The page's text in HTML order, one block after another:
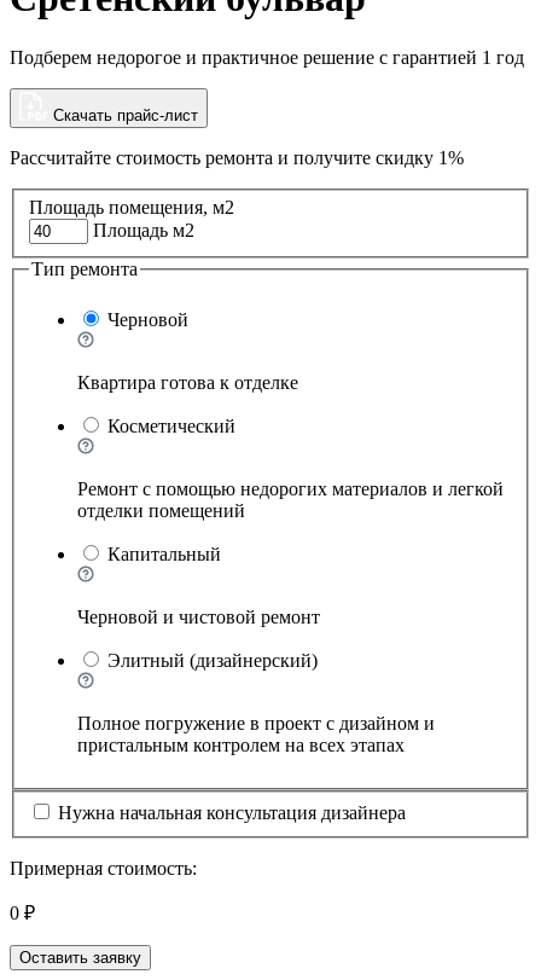
Подберем недорогое и практичное решение с гарантией 1 год
Скачать прайс-лист
Рассчитайте стоимость ремонта и получите скидку 1%
Площадь помещения, м2
Площадь м2
Тип ремонта
Черновой
Квартира готова к отделке
Косметический
Ремонт с помощью недорогих материалов и легкой
отделки помещений
Капитальный
Черновой и чистовой ремонт
Элитный (дизайнерский)
Полное погружение в проект с дизайном и
пристальным контролем на всех этапах
Нужна начальная консультация дизайнера
Примерная стоимость:
0 ₽
Оставить заявку